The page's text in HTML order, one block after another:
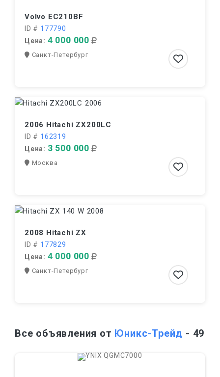
Volvo EC210BF
ID # 177790
Цена: 4 000 000
Санкт-Петербург
2006 Hitachi ZX200LC
ID # 162319
Цена: 3 500 000
Москва
2008 Hitachi ZX
ID # 177829
Цена: 4 000 000
Санкт-Петербург
Все объявления от Юникс-Трейд - 49